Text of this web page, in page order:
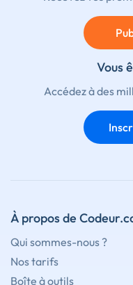
Vous
Accédez à des
À propos de
Qui sommes-nous ?
Nos tarifs
Boîte à outils